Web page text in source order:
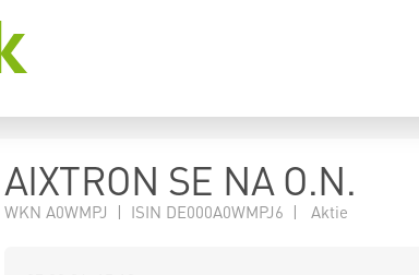
AIXTRON SE NA O.N.
WKN A0WMPJ | ISIN DE000A0WMPJ6 | Aktie